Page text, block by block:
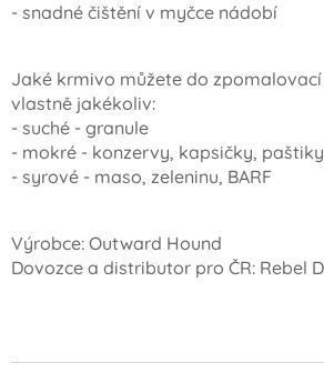
- snadné čištění v myčce nádobí
Jaké krmivo můžete do
vlastně jakékoliv:
- suché - granule
- mokré - konzervy, kapsičky, paštiky
- syrové - maso, zeleninu, BARF
Výrobce: Outward Hound
Dovozce a distributor pro ČR: Rebel